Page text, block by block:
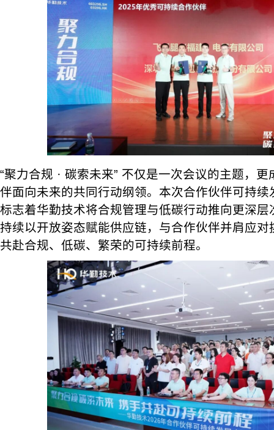
“聚力合规 · 碳索未来” 不仅是一次会议的主题，
伴面向未来的共同行动纲领。本次合作伙伴可持
标志着华勤技术将合规管理与低碳行动推向更深
持续以开放姿态赋能供应链，与合作伙伴并肩应
共赴合规、低碳、繁荣的可持续前程。